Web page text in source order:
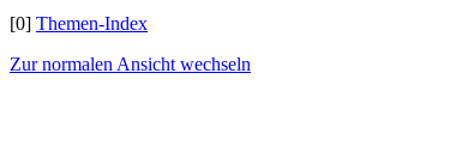
[0] Themen-Index
Zur normalen Ansicht wechseln